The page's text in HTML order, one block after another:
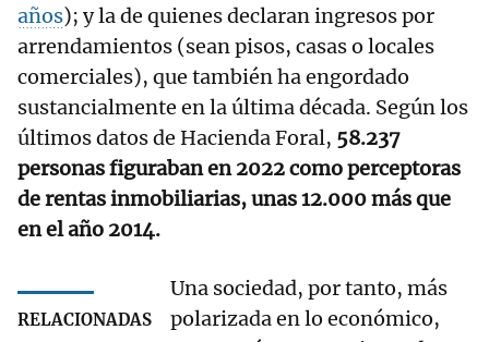
años); y la de quienes declaran ingresos por
arrendamientos (sean pisos, casas o locales
comerciales), que también ha engordado
sustancialmente en la última década. Según los
últimos datos de Hacienda Foral, 58.237
personas figuraban en 2022 como perceptoras
de rentas inmobiliarias, unas 12.000 más que
en el año 2014.
RELACIONADAS
Una sociedad, por tanto, más
polarizada en lo económico,